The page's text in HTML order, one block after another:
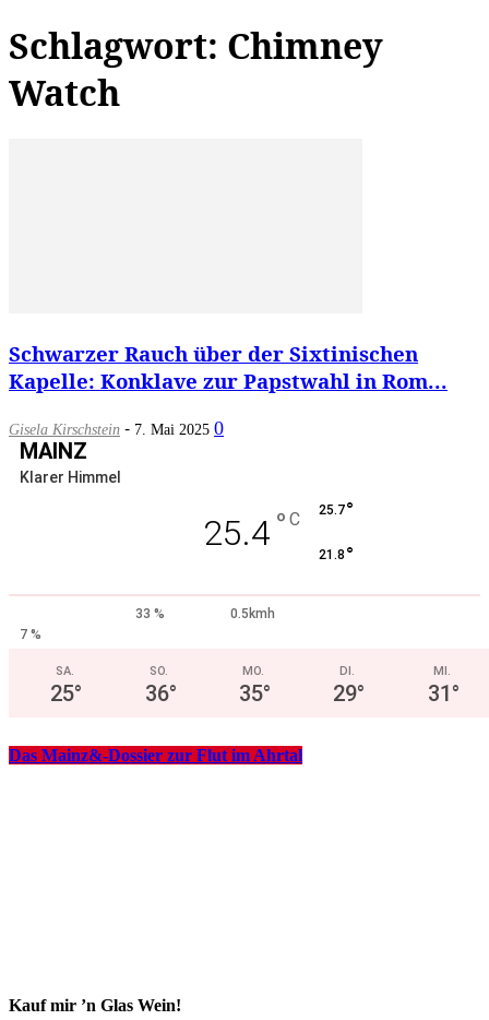
Schlagwort: Chimney
Watch
Schwarzer Rauch über der Sixtinischen
Kapelle: Konklave zur Papstwahl in Rom...
Gisela Kirschstein - 7. Mai 2025 0
MAINZ
Klarer Himmel
25.4 ° C 25.7°
21.8 °
33 %
0.5kmh
7 %
SA.
25°
SO.
36°
MO.
35°
DI.
29°
MI.
31°
Das Mainz&-Dossier zur Flut im Ahrtal
Kauf mir ’n Glas Wein!